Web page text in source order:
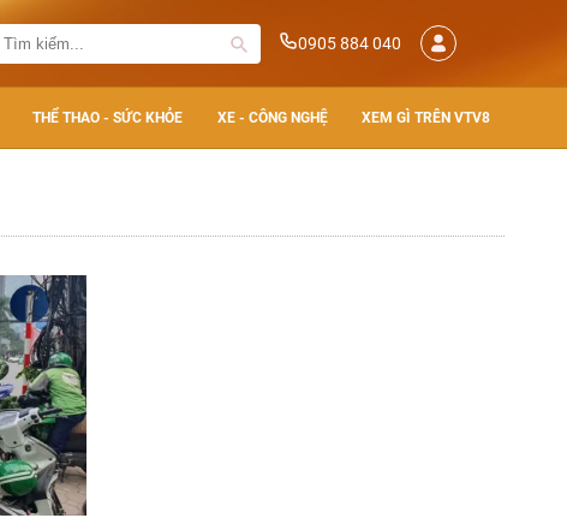
0905 884 040
THỂ THAO - SỨC KHỎE XE - CÔNG NGHỆ XEM GÌ TRÊN VTV8